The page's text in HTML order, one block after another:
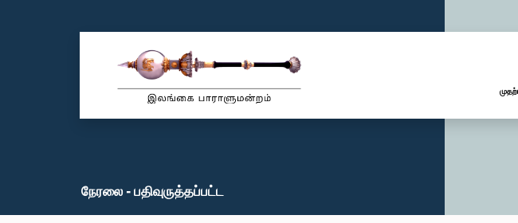
நேரலை - பதிவுருத்தப்பட்ட